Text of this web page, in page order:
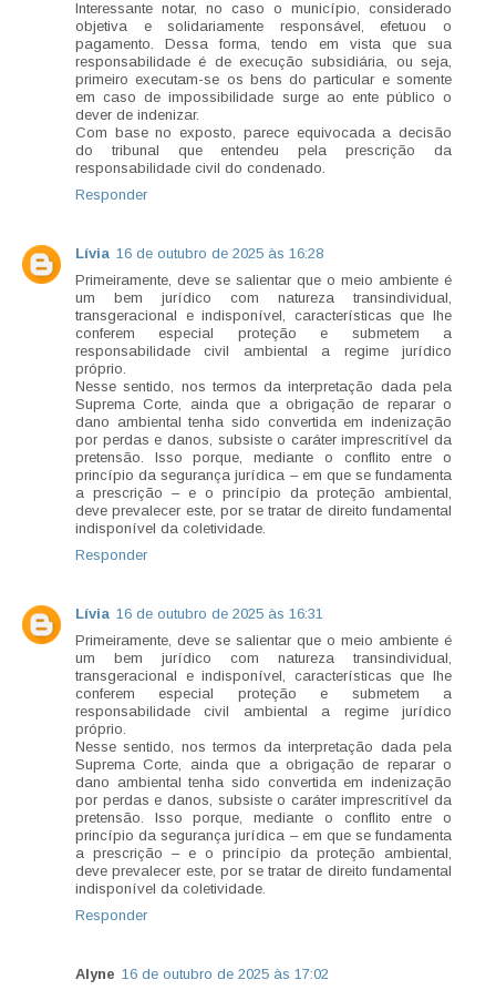
Interessante notar, no caso o município, considerado
objetiva e solidariamente responsável, efetuou o
pagamento. Dessa forma, tendo em vista que sua
responsabilidade é de execução subsidiária, ou seja,
primeiro executam-se os bens do particular e somente
em caso de impossibilidade surge ao ente público o
dever de indenizar.
Com base no exposto, parece equivocada a decisão
do tribunal que entendeu pela prescrição da
responsabilidade civil do condenado.
Responder
Lívia 16 de outubro de 2025 às 16:28
Primeiramente, deve se salientar que o meio ambiente é
um bem jurídico com natureza transindividual,
transgeracional e indisponível, características que lhe
conferem especial proteção e submetem a
responsabilidade civil ambiental a regime jurídico
próprio.
Nesse sentido, nos termos da interpretação dada pela
Suprema Corte, ainda que a obrigação de reparar o
dano ambiental tenha sido convertida em indenização
por perdas e danos, subsiste o caráter imprescritível da
pretensão. Isso porque, mediante o conflito entre o
princípio da segurança jurídica – em que se fundamenta
a prescrição – e o princípio da proteção ambiental,
deve prevalecer este, por se tratar de direito fundamental
indisponível da coletividade.
Responder
Lívia 16 de outubro de 2025 às 16:31
Primeiramente, deve se salientar que o meio ambiente é
um bem jurídico com natureza transindividual,
transgeracional e indisponível, características que lhe
conferem especial proteção e submetem a
responsabilidade civil ambiental a regime jurídico
próprio.
Nesse sentido, nos termos da interpretação dada pela
Suprema Corte, ainda que a obrigação de reparar o
dano ambiental tenha sido convertida em indenização
por perdas e danos, subsiste o caráter imprescritível da
pretensão. Isso porque, mediante o conflito entre o
princípio da segurança jurídica – em que se fundamenta
a prescrição – e o princípio da proteção ambiental,
deve prevalecer este, por se tratar de direito fundamental
indisponível da coletividade.
Responder
Alyne 16 de outubro de 2025 às 17:02